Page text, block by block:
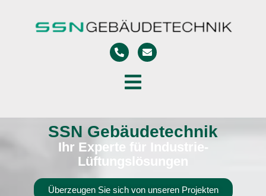
SSN Gebäudetechnik
Ihr Experte für Industrie-
Lüftungslösungen
Überzeugen Sie sich von unseren Projekten